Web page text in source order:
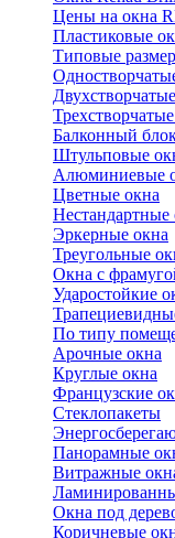
Цены на окна
Пластиковые
Типовые
Балконный
Штульповые
Алюминиевые
Цветные окна
Нестандартные
Эркерные окна
Треугольные
Окна с
Ударостойкие
По типу
Арочные окна
Круглые окна
Французские
Стеклопакеты
Панорамные
Витражные
Окна под
Коричневые